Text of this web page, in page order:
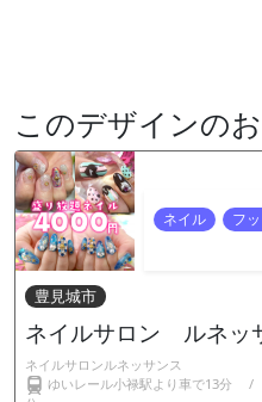
このデザインの
ネイル フ
豊見城市
ネイルサロン ルネッ
ネイルサロンルネッサンス
ゆいレール小禄駅より車で13分
/